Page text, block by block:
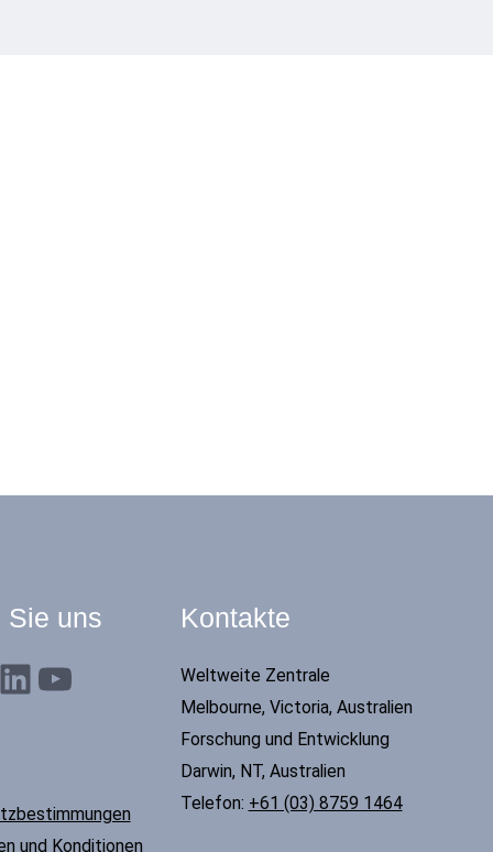
Sie uns
YouTube
und Konditionen
Kontakte
Weltweite Zentrale
Melbourne, Victoria, Australien
Forschung und Entwicklung
Darwin, NT, Australien
Telefon: +61 (03) 8759 1464